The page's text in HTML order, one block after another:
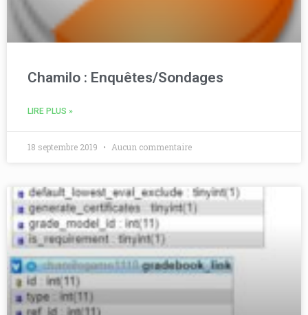
Chamilo : Enquêtes/Sondages
LIRE PLUS »
18 septembre 2019 Aucun commentaire